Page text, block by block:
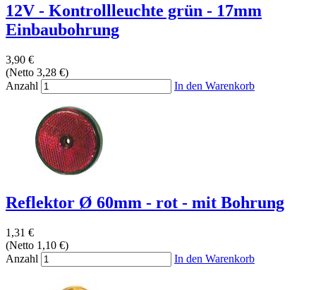
12V - Kontrollleuchte grün - 17mm
Einbaubohrung
3,90 €
(Netto 3,28 €)
Anzahl
In den Warenkorb
Reflektor Ø 60mm - rot - mit Bohrung
1,31 €
(Netto 1,10 €)
Anzahl
In den Warenkorb